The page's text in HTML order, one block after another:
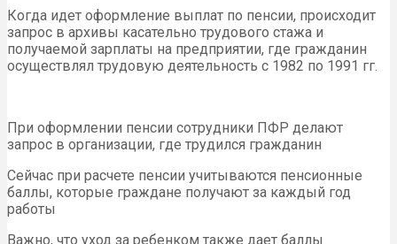
Когда идет оформление выплат по пенсии, происходит
запрос в архивы касательно трудового стажа и
получаемой зарплаты на предприятии, где гражданин
осуществлял трудовую деятельность с 1982 по 1991 гг.
При оформлении пенсии сотрудники ПФР делают
запрос в организации, где трудился гражданин
Сейчас при расчете пенсии учитываются пенсионные
баллы, которые граждане получают за каждый год
работы
Важно, что уход за ребенком также дает баллы